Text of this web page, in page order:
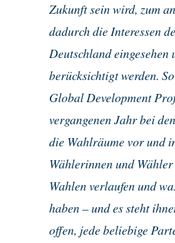
Zukunft sein wird, zum
dadurch die Interessen
Deutschland eingesehen
berücksichtigt werden.
Global Development
vergangenen Jahr bei
die Wahlräume vor und
Wählerinnen und
Wahlen verlaufen und
haben – und es steht
offen, jede beliebige